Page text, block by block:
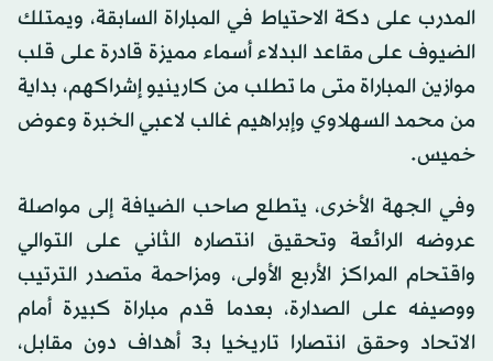
المدرب على دكة الاحتياط في المباراة السابقة، ويمتلك
الضيوف على مقاعد البدلاء أسماء مميزة قادرة على قلب
موازين المباراة متى ما تطلب من كارينيو إشراكهم، بداية
من محمد السهلاوي وإبراهيم غالب لاعبي الخبرة وعوض
خميس.
وفي الجهة الأخرى، يتطلع صاحب الضيافة إلى مواصلة
عروضه الرائعة وتحقيق انتصاره الثاني على التوالي
واقتحام المراكز الأربع الأولى، ومزاحمة متصدر الترتيب
ووصيفه على الصدارة، بعدما قدم مباراة كبيرة أمام
الاتحاد وحقق انتصارا تاريخيا بـ3 أهداف دون مقابل،